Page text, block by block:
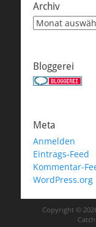
Archiv
Archiv
Bloggerei
Meta
Anmelden
Eintrags-Feed
Kommentar-
WordPress.org
Copyright ©